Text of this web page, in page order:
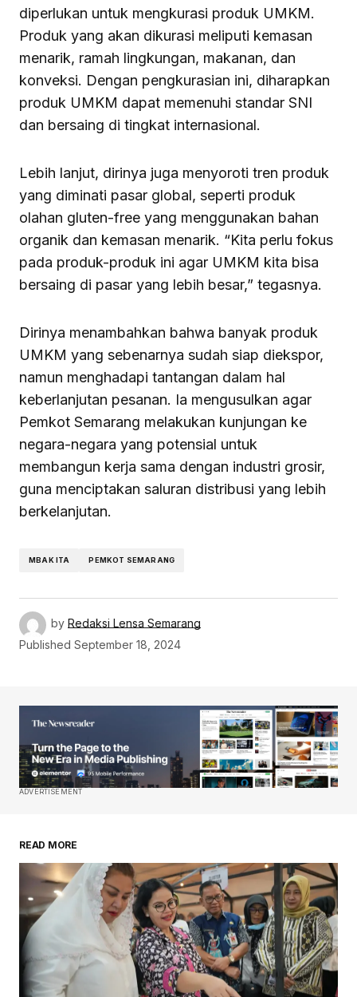
diperlukan untuk mengkurasi produk UMKM.
Produk yang akan dikurasi meliputi kemasan
menarik, ramah lingkungan, makanan, dan
konveksi. Dengan pengkurasian ini, diharapkan
produk UMKM dapat memenuhi standar SNI
dan bersaing di tingkat internasional.
Lebih lanjut, dirinya juga menyoroti tren produk
yang diminati pasar global, seperti produk
olahan gluten-free yang menggunakan bahan
organik dan kemasan menarik. “Kita perlu fokus
pada produk-produk ini agar UMKM kita bisa
bersaing di pasar yang lebih besar,” tegasnya.
Dirinya menambahkan bahwa banyak produk
UMKM yang sebenarnya sudah siap diekspor,
namun menghadapi tantangan dalam hal
keberlanjutan pesanan. Ia mengusulkan agar
Pemkot Semarang melakukan kunjungan ke
negara-negara yang potensial untuk
membangun kerja sama dengan industri grosir,
guna menciptakan saluran distribusi yang lebih
berkelanjutan.
MBAK ITA PEMKOT SEMARANG
by Redaksi Lensa Semarang
Published September 18, 2024
ADVERTISEMENT
READ MORE